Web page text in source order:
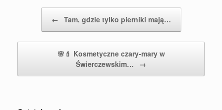
← Tam, gdzie tylko pierniki mają…
🌸💄 Kosmetyczne czary-mary w
Świerczewskim…
→